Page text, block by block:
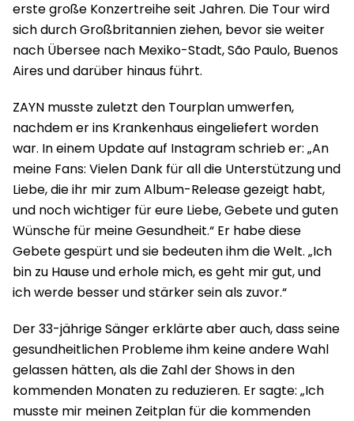
erste große Konzertreihe seit Jahren. Die Tour wird
sich durch Großbritannien ziehen, bevor sie weiter
nach Übersee nach Mexiko-Stadt, São Paulo, Buenos
Aires und darüber hinaus führt.
ZAYN musste zuletzt den Tourplan umwerfen,
nachdem er ins Krankenhaus eingeliefert worden
war. In einem Update auf Instagram schrieb er: „An
meine Fans: Vielen Dank für all die Unterstützung und
Liebe, die ihr mir zum Album-Release gezeigt habt,
und noch wichtiger für eure Liebe, Gebete und guten
Wünsche für meine Gesundheit.“ Er habe diese
Gebete gespürt und sie bedeuten ihm die Welt. „Ich
bin zu Hause und erhole mich, es geht mir gut, und
ich werde besser und stärker sein als zuvor.“
Der 33-jährige Sänger erklärte aber auch, dass seine
gesundheitlichen Probleme ihm keine andere Wahl
gelassen hätten, als die Zahl der Shows in den
kommenden Monaten zu reduzieren. Er sagte: „Ich
musste mir meinen Zeitplan für die kommenden